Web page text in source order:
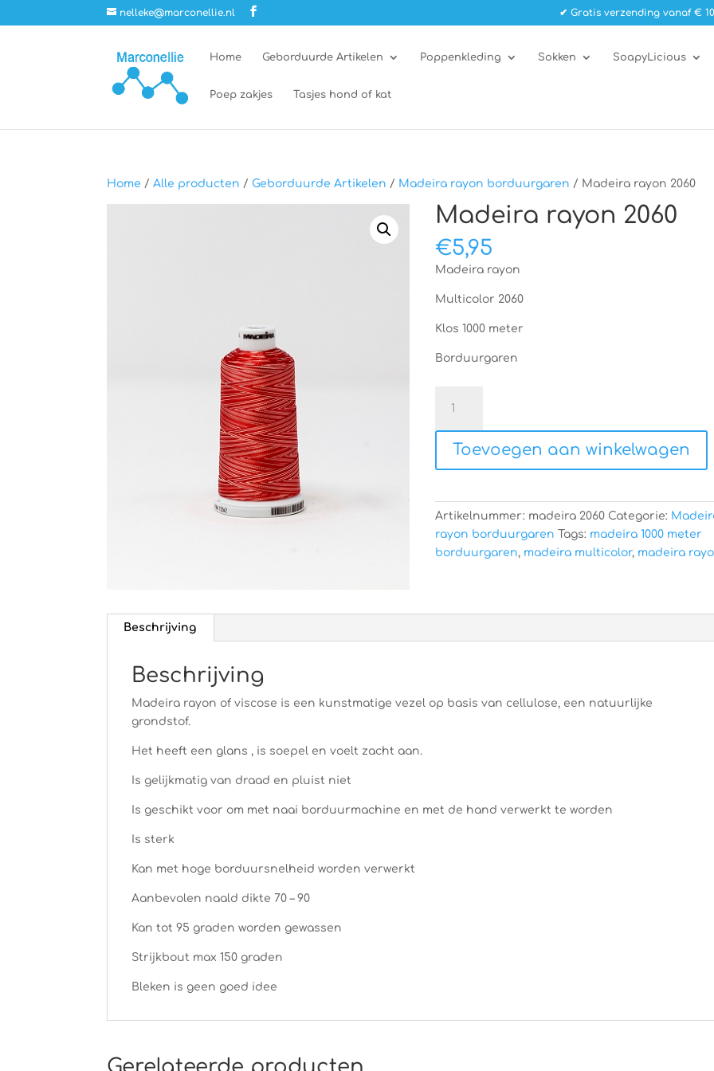
nelleke@marconellie.nl ✔ Gratis verzending vanaf €
Home Geborduurde Artikelen Poppenkleding Sokken SoapyLicious
Poep zakjes Tasjes hond of kat
Home /Alle producten / Geborduurde Artikelen / Madeira rayon borduurgaren / Madeira rayon 2060
Madeira rayon 2060
€5,95
Madeira rayon
Multicolor 2060
Klos 1000 meter
Borduurgaren
rayon
2060
aantal
Toevoegen aan winkelwagen
Artikelnummer: madeira 2060 Categorie:
rayon borduurgaren Tags: madeira 1000 meter
borduurgaren, madeira multicolor, madeira
Beschrijving
Beschrijving
Madeira rayon of viscose is een kunstmatige vezel op basis van cellulose, een natuurlijke
grondstof.
Het heeft een glans , is soepel en voelt zacht aan.
Is gelijkmatig van draad en pluist niet
Is geschikt voor om met naai borduurmachine en met de hand verwerkt te worden
Is sterk
Kan met hoge borduursnelheid worden verwerkt
Aanbevolen naald dikte 70 – 90
Kan tot 95 graden worden gewassen
Strijkbout max 150 graden
Bleken is geen goed idee